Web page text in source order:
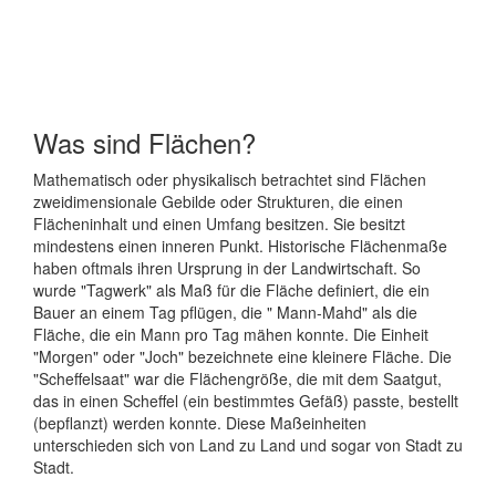
Was sind Flächen?
Mathematisch oder physikalisch betrachtet sind Flächen
zweidimensionale Gebilde oder Strukturen, die einen
Flächeninhalt und einen Umfang besitzen. Sie besitzt
mindestens einen inneren Punkt. Historische Flächenmaße
haben oftmals ihren Ursprung in der Landwirtschaft. So
wurde "Tagwerk" als Maß für die Fläche definiert, die ein
Bauer an einem Tag pflügen, die " Mann-Mahd" als die
Fläche, die ein Mann pro Tag mähen konnte. Die Einheit
"Morgen" oder "Joch" bezeichnete eine kleinere Fläche. Die
"Scheffelsaat" war die Flächengröße, die mit dem Saatgut,
das in einen Scheffel (ein bestimmtes Gefäß) passte, bestellt
(bepflanzt) werden konnte. Diese Maßeinheiten
unterschieden sich von Land zu Land und sogar von Stadt zu
Stadt.